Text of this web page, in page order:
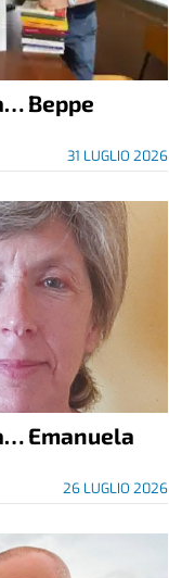
Beppe
31 LUGLIO 2026
Emanuela
26 LUGLIO 2026